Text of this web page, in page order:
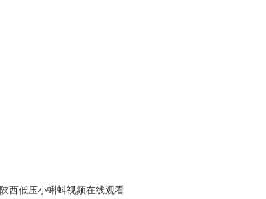
陕西低压小蝌蚪视频在线观看